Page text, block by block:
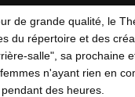
de grande qualité, le
du répertoire et des
salle", sa prochaine
n'ayant rien en
des heures.